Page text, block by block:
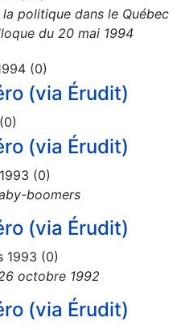
politique dans le Québec
du 20 mai 1994
(0)
(via Érudit)
(via Érudit)
(0)
boomers
(via Érudit)
1993 (0)
octobre 1992
(via Érudit)